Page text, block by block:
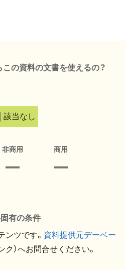
この資料の文書を使えるの？
該当なし
非商用 商用
有の条件
ツです。 資料提供元デーベー
ク）へお問合せください。